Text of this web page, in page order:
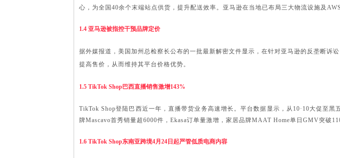
心，为全国40余个末端站点供货，提升配送效率。亚马逊在当地已布局三大物流设施及
1.4 亚马逊被指控干预品牌定价
据外媒报道，美国加州总检察长公布的一批最新解密文件显示，在针对亚马逊的反垄断诉
提高售价，从而维持其平台价格优势。
1.5 TikTok Shop巴西直播销售激增143%
TikTok Shop登陆巴西近一年，直播带货业务高速增长。平台数据显示，从10·10大促至
牌Mascavo首秀销量超6000件，Ekasa订单量激增，家居品牌MAAT Home单日GMV突破
1.6 TikTok Shop东南亚跨境4月24日起严管低质电商内容